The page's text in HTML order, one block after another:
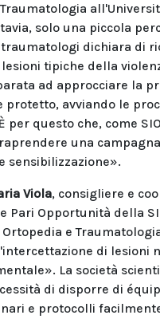
solo una piccola
dichiara di
tipiche della
ad approcciare la
protetto, avviando le
per questo che, come
una
sensibilizzazione».
Viola, consigliere e
Pari Opportunità della
Ortopedia e
di lesioni
La società
di disporre di
e protocolli